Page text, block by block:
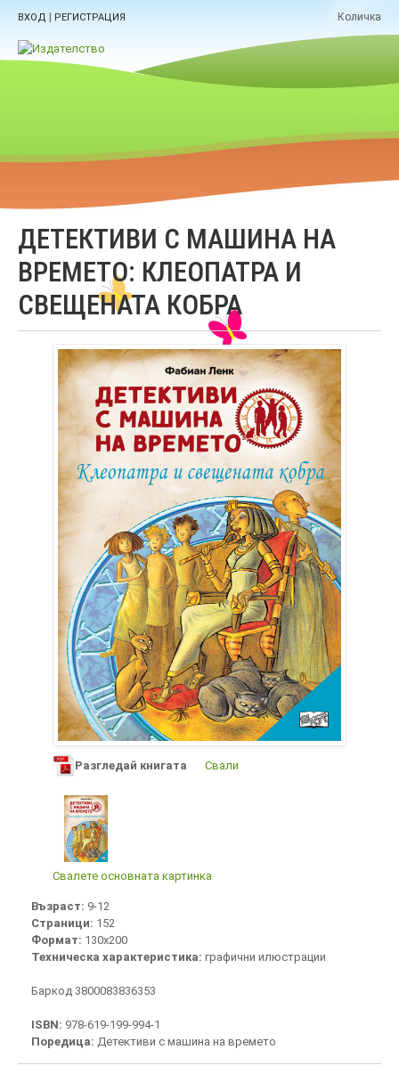
ВХОД | РЕГИСТРАЦИЯ Количка
ДЕТЕКТИВИ С МАШИНА НА
ВРЕМЕТО: КЛЕОПАТРА И
СВЕЩЕНАТА КОБРА
Разгледай книгата Свали
Свалете основната картинка
Възраст: 9-12
Страници: 152
Формат: 130х200
Техническа характеристика: графични илюстрации
Баркод 3800083836353
ISBN: 978-619-199-994-1
Поредица: Детективи с машина на времето